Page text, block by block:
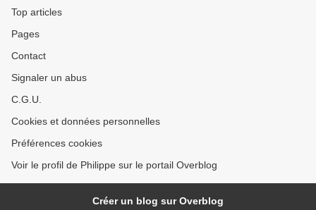
Top articles
Pages
Contact
Signaler un abus
C.G.U.
Cookies et données personnelles
Préférences cookies
Voir le profil de Philippe sur le portail Overblog
Créer un blog sur Overblog